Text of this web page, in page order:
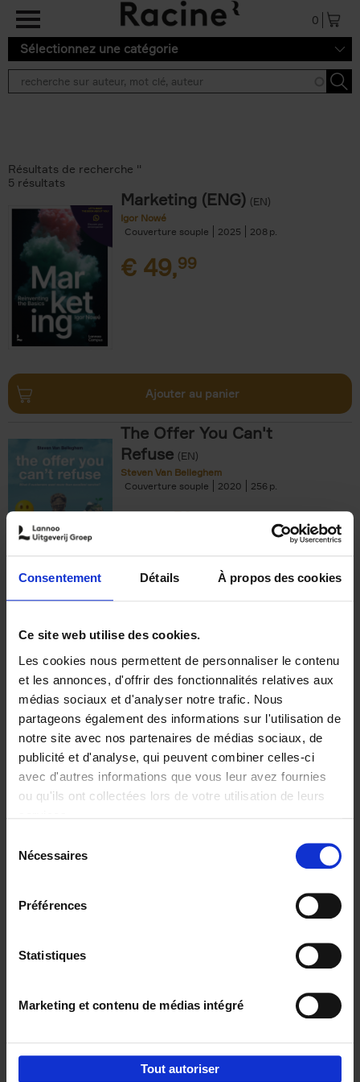
Consentement Détails À propos des cookies
Ce site web utilise des cookies.
Les cookies nous permettent de personnaliser le contenu
et les annonces, d'offrir des fonctionnalités relatives aux
médias sociaux et d'analyser notre trafic. Nous
partageons également des informations sur l'utilisation de
notre site avec nos partenaires de médias sociaux, de
publicité et d'analyse, qui peuvent combiner celles-ci
avec d'autres informations que vous leur avez fournies
ou qu'ils ont collectées lors de votre utilisation de leurs
Nécessaires
Préférences
Statistiques
Marketing et contenu de médias intégré
Tout autoriser
Aller au contenu principal
0
Sélectionnez une catégorie
Résultats de recherche ''
5 résultats
Marketing (ENG) (EN)
Igor Nowé
Couverture souple
2025 208
€ 49,99
Ajouter au panier
The Offer You Can't
Refuse (EN)
Steven Van Belleghem
Couverture souple
2020 256
€37,50
Building Bonds = Building
Business
Jochen Roef Jozefien De Feyter
Carolien Boom
Couverture souple
2025 200
€29,99
Digital marketing like a PRO -
completely revised edition (EN)